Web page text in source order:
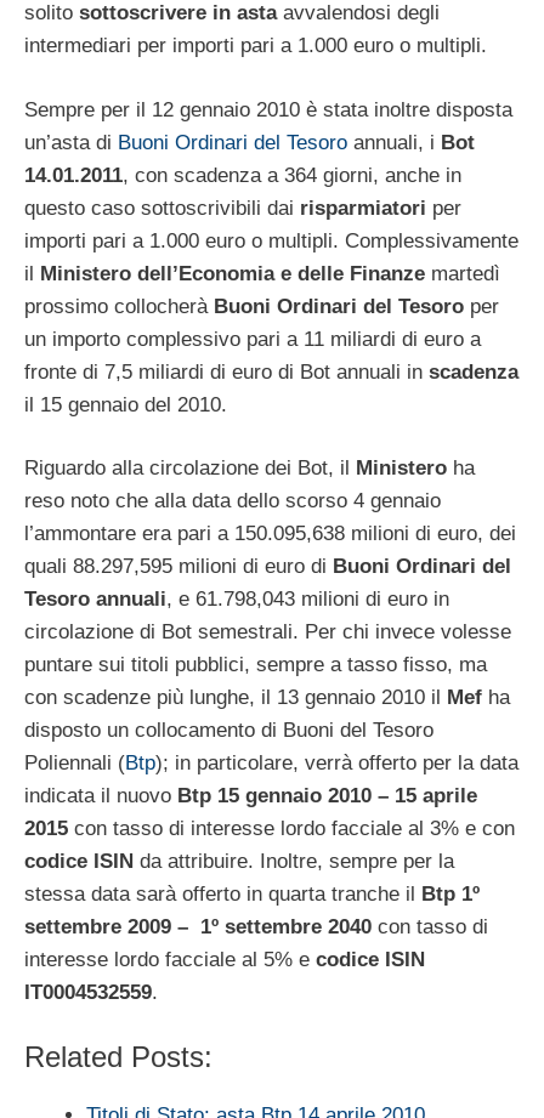
solito sottoscrivere in astaavvalendosi degli
intermediari per importi pari a 1.000 euro o multipli.
Sempre per il 12 gennaio 2010 è stata inoltre disposta
un’asta di Buoni Ordinari del Tesoro annuali, i Bot
14.01.2011, con scadenza a 364 giorni, anche in
questo caso sottoscrivibili dai risparmiatori per
importi pari a 1.000 euro o multipli. Complessivamente
il Ministero dell’Economia e delle Finanze martedì
prossimo collocherà Buoni Ordinari del Tesoro per
un importo complessivo pari a 11 miliardi di euro a
fronte di 7,5 miliardi di euro di Bot annuali in scadenza
il 15 gennaio del 2010.
Riguardo alla circolazione dei Bot, il Ministero ha
reso noto che alla data dello scorso 4 gennaio
l’ammontare era pari a 150.095,638 milioni di euro, dei
quali 88.297,595 milioni di euro di Buoni Ordinari del
Tesoro annuali, e 61.798,043 milioni di euro in
circolazione di Bot semestrali. Per chi invece volesse
puntare sui titoli pubblici, sempre a tasso fisso, ma
con scadenze più lunghe, il 13 gennaio 2010 il
Mef ha
disposto un collocamento di Buoni del Tesoro
Poliennali (Btp); in particolare, verrà offerto per la data
indicata il nuovo Btp 15 gennaio 2010 – 15 aprile
2015 con tasso di interesse lordo facciale al 3% e con
codice ISIN da attribuire. Inoltre, sempre per la
stessa data sarà offerto in quarta tranche il
Btp 1º
settembre 2009 – 1º settembre 2040 con tasso di
interesse lordo facciale al 5% e codice ISIN
IT0004532559.
Related Posts: